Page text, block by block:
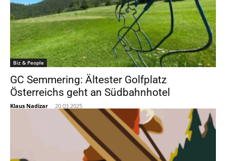
Biz & People
GC Semmering: Ältester Golfplatz
Österreichs geht an Südbahnhotel
Klaus Nadizar - 20.03.2025